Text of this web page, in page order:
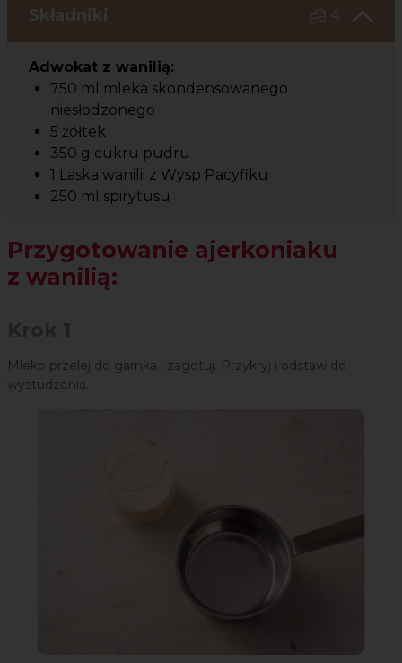
Składniki 4
Adwokat z wanilią:
750 ml mleka skondensowanego
niesłodzonego
5 żółtek
350 g cukru pudru
1 Laska wanilii z Wysp Pacyfiku
250 ml spirytusu
Przygotowanie ajerkoniaku
z wanilią:
Mleko przelej do garnka i zagotuj. Przykryj i odstaw do
wystudzenia.